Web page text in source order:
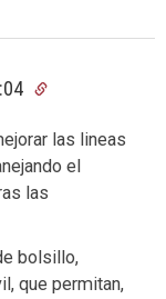
las lineas
el
las
bolsillo,
que permitan,